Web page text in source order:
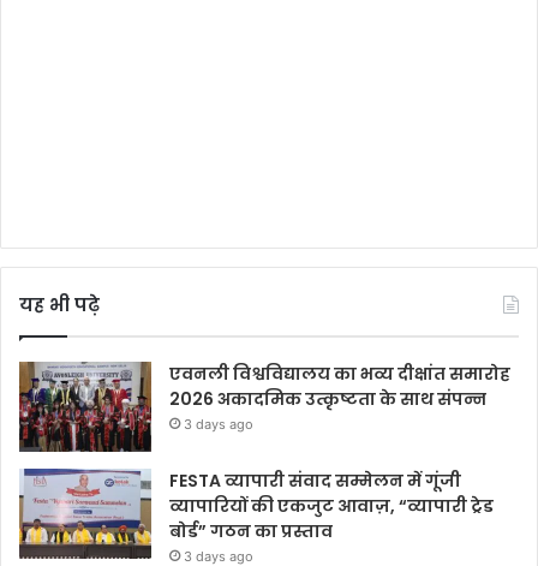
यह भी पढ़े
एवनली विश्वविद्यालय का भव्य दीक्षांत समारोह
2026 अकादमिक उत्कृष्टता के साथ संपन्न
3 days ago
FESTA व्यापारी संवाद सम्मेलन में गूंजी
व्यापारियों की एकजुट आवाज़, “व्यापारी ट्रेड
बोर्ड” गठन का प्रस्ताव
3 days ago